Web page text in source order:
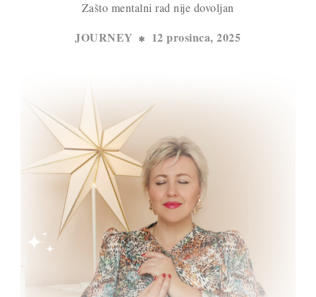
Zašto mentalni rad nije dovoljan
JOURNEY 12 prosinca, 2025